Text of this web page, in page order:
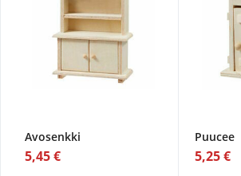
Avosenkki
5,45 €
Puucee
5,25 €